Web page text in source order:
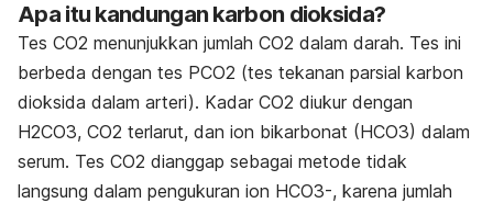
Penjelasan dari Hasil Tes
Apa itu kandungan karbon dioksida?
Tes CO2 menunjukkan jumlah CO2 dalam darah. Tes ini
berbeda dengan tes PCO2 (tes tekanan parsial karbon
dioksida dalam arteri). Kadar CO2 diukur dengan
H2CO3, CO2 terlarut, dan ion bikarbonat (HCO3) dalam
serum. Tes CO2 dianggap sebagai metode tidak
langsung dalam pengukuran ion HCO3-, karena jumlah